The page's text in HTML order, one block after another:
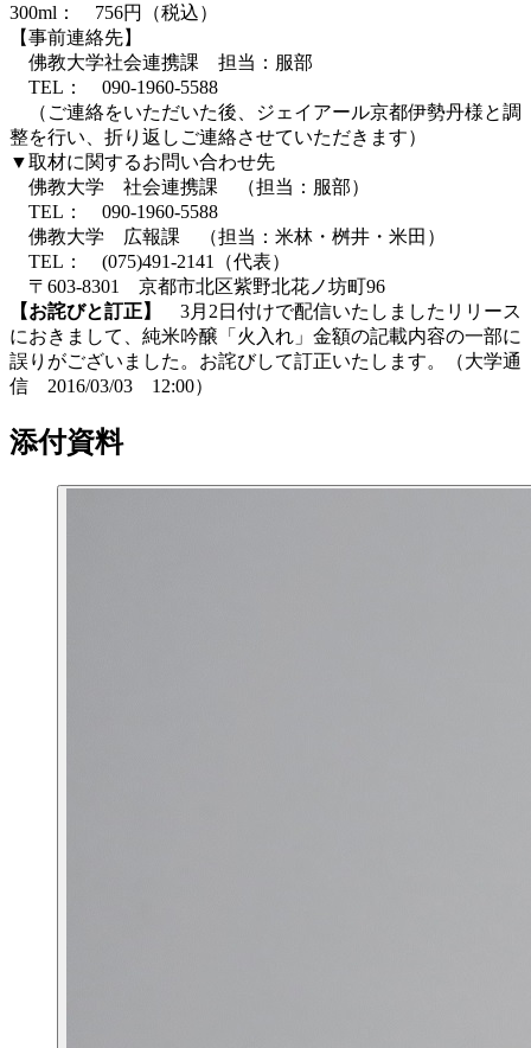
300ml： 756円（税込）
【事前連絡先】
佛教大学社会連携課 担当：服部
TEL： 090-1960-5588
（ご連絡をいただいた後、ジェイアール京都伊勢丹様と調
整を行い、折り返しご連絡させていただきます）
▼取材に関するお問い合わせ先
佛教大学 社会連携課 （担当：服部）
TEL： 090-1960-5588
佛教大学 広報課 （担当：米林・桝井・米田）
TEL： (075)491-2141（代表）
〒603-8301 京都市北区紫野北花ノ坊町96
【お詫びと訂正】
3月2日付けで配信いたしましたリリース
におきまして、純米吟醸「火入れ」金額の記載内容の一部に
誤りがございました。お詫びして訂正いたします。（大学通
信 2016/03/03 12:00）
添付資料